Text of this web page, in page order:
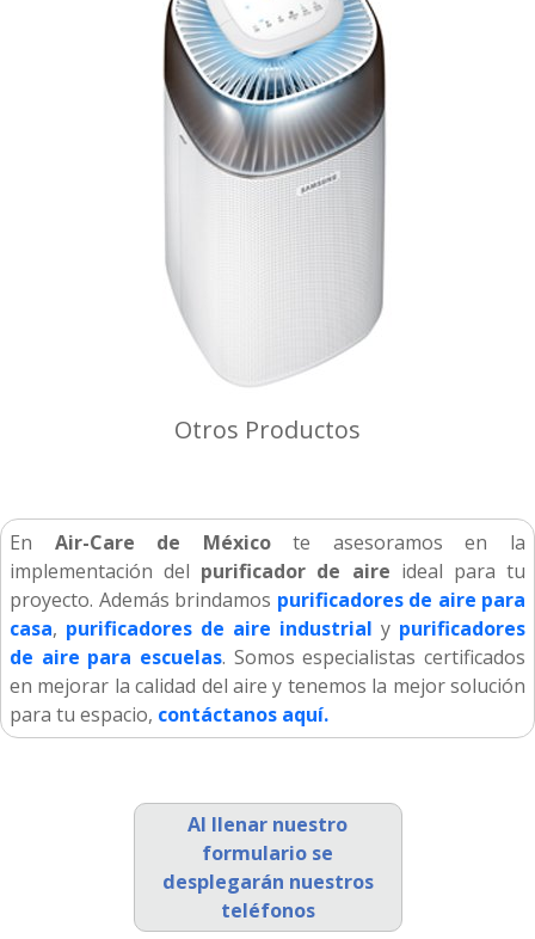
Otros Productos
En Air-Care de Méxicote asesoramos en la
implementación del purificador de aire ideal para tu
proyecto. Además brindamos purificadores de aire para
casa, purificadores de aire industrial y purificadores
de aire para escuelas. Somos especialistas certificados
en mejorar la calidad del aire y tenemos la mejor solución
para tu espacio, contáctanos aquí.
Al llenar nuestro
formulario se
desplegarán nuestros
teléfonos